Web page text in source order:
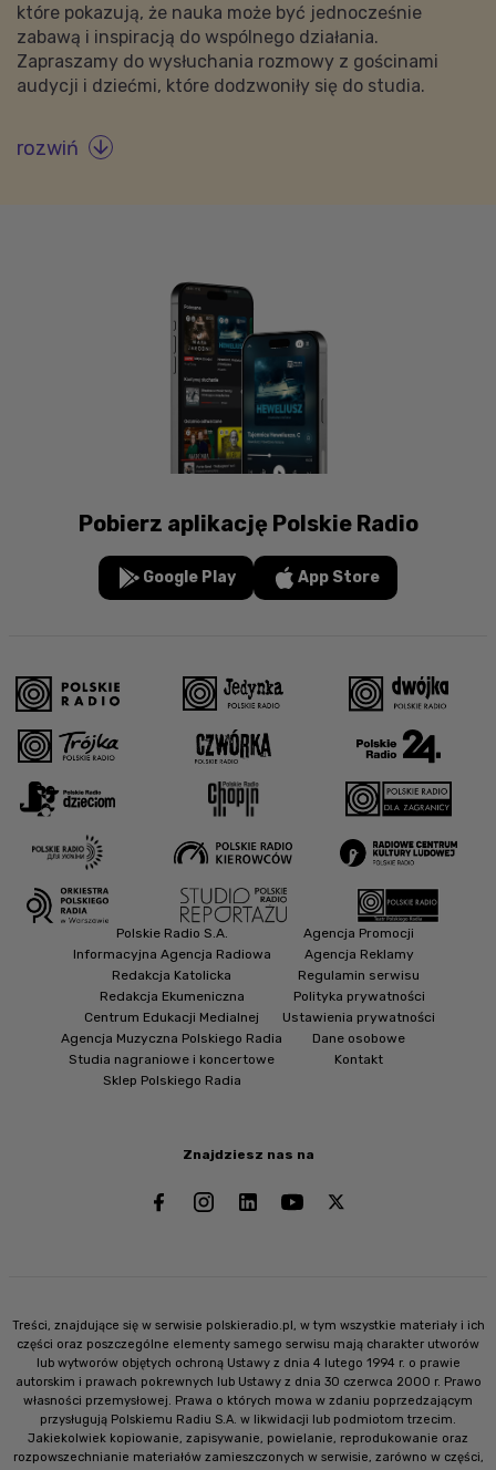
które pokazują, że nauka może być jednocześnie
zabawą i inspiracją do wspólnego działania.
Zapraszamy do wysłuchania rozmowy z gościnami
audycji i dziećmi, które dodzwoniły się do studia.
rozwiń 
Pobierz aplikację Polskie Radio
Google Play App Store
Znajdziesz nas na
Polskie Radio S.A.
Informacyjna Agencja Radiowa
Redakcja Katolicka
Redakcja Ekumeniczna
Centrum Edukacji Medialnej
Agencja Muzyczna Polskiego Radia
Studia nagraniowe i koncertowe
Sklep Polskiego Radia
Agencja Promocji
Agencja Reklamy
Regulamin serwisu
Polityka prywatności
Ustawienia prywatności
Dane osobowe
Kontakt
Treści, znajdujące się w serwisie polskieradio.pl, w tym wszystkie materiały i ich
części oraz poszczególne elementy samego serwisu mają charakter utworów
lub wytworów objętych ochroną Ustawy z dnia 4 lutego 1994 r. o prawie
autorskim i prawach pokrewnych lub Ustawy z dnia 30 czerwca 2000 r. Prawo
własności przemysłowej. Prawa o których mowa w zdaniu poprzedzającym
przysługują Polskiemu Radiu S.A. w likwidacji lub podmiotom trzecim.
Jakiekolwiek kopiowanie, zapisywanie, powielanie, reprodukowanie oraz
rozpowszechnianie materiałów zamieszczonych w serwisie, zarówno w części,